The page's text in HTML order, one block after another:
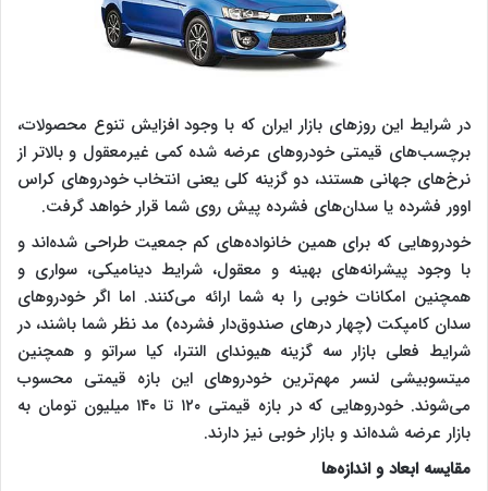
در شرایط این روزهای بازار ایران که با وجود افزایش تنوع محصولات،
برچسب‌های قیمتی خودروهای عرضه شده کمی غیرمعقول و بالاتر از
نرخ‌های جهانی هستند، دو گزینه کلی یعنی انتخاب خودروهای کراس
اوور فشرده یا سدان‌های فشرده پیش روی شما قرار خواهد گرفت.
خودروهایی که برای همین خانواده‌های کم جمعیت طراحی شده‌اند و
با وجود پیشرانه‌های بهینه و معقول، شرایط دینامیکی، سواری و
همچنین امکانات خوبی را به شما ارائه می‌کنند. اما اگر خودروهای
سدان کامپکت (چهار درهای صندوق‌دار فشرده) مد نظر شما باشند، در
شرایط فعلی بازار سه گزینه هیوندای النترا، کیا سراتو و همچنین
میتسوبیشی لنسر مهم‌ترین خودروهای این بازه قیمتی محسوب
می‌شوند. خودروهایی که در بازه قیمتی ۱۲۰ تا ۱۴۰ میلیون تومان به
بازار عرضه شده‌اند و بازار خوبی نیز دارند.
مقایسه ابعاد و اندازه‌ها